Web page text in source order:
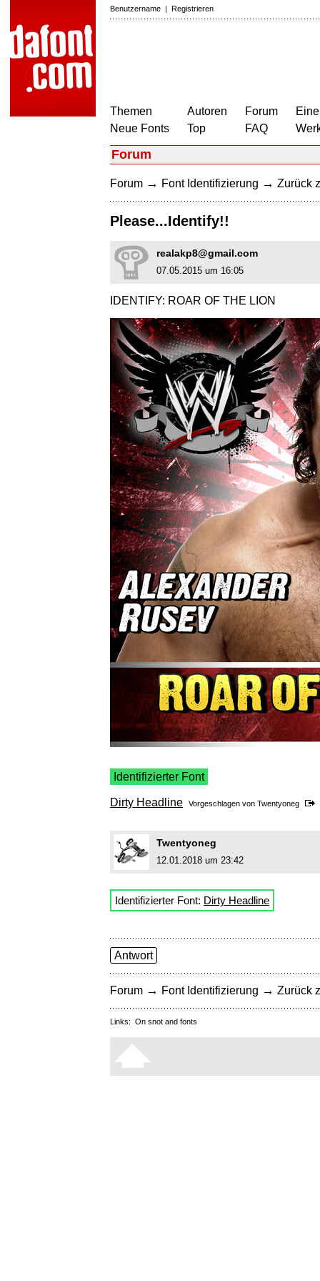
Benutzername | Registrieren
Themen
Neue Fonts
Autoren
Top
Forum
FAQ
Forum
Forum → Font Identifizierung → Zurück
Please...Identify!!
realakp8@gmail.com
07.05.2015 um 16:05
IDENTIFY: ROAR OF THE LION
Identifizierter Font
Dirty Headline Vorgeschlagen von Twentyoneg
Twentyoneg
12.01.2018 um 23:42
Identifizierter Font: Dirty Headline
Antwort
Forum → Font Identifizierung → Zurück
Links: On snot and fonts